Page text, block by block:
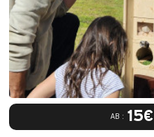
AB : 15€